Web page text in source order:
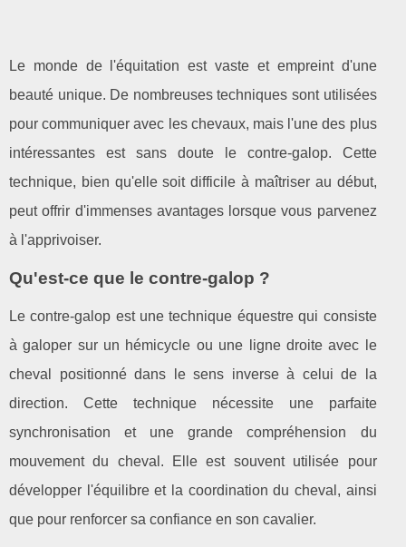
Le monde de l'équitation est vaste et empreint d'une
beauté unique. De nombreuses techniques sont utilisées
pour communiquer avec les chevaux, mais l'une des plus
intéressantes est sans doute le contre-galop. Cette
technique, bien qu'elle soit difficile à maîtriser au début,
peut offrir d'immenses avantages lorsque vous parvenez
à l'apprivoiser.
Qu'est-ce que le contre-galop ?
Le contre-galop est une technique équestre qui consiste
à galoper sur un hémicycle ou une ligne droite avec le
cheval positionné dans le sens inverse à celui de la
direction. Cette technique nécessite une parfaite
synchronisation et une grande compréhension du
mouvement du cheval. Elle est souvent utilisée pour
développer l'équilibre et la coordination du cheval, ainsi
que pour renforcer sa confiance en son cavalier.